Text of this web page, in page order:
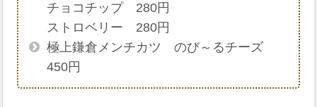
チョコチップ 280円
ストロベリー 280円
極上鎌倉メンチカツ のび～るチーズ
450円